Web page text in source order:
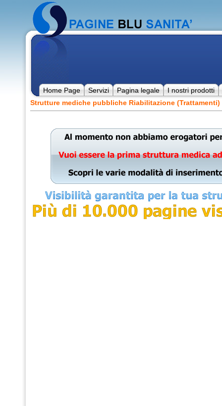
Home Page Servizi Pagina legale
I nostri prodotti
Strutture mediche pubbliche Riabilitazione (Trattamenti)